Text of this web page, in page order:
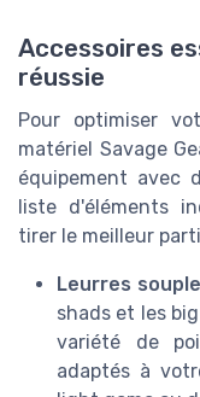
Accessoires
réussie
Pour optimiser
matériel Savage
équipement avec
liste d'éléments
tirer le meilleur
Leurres
shads et les
variété de
adaptés à